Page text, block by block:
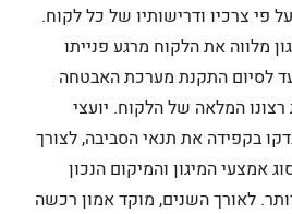
פי צרכיו ודרישותיו של כל לקוח.
מלווה את הלקוח מרגע פנייתו
לסיום התקנת מערכת האבטחה
המלאה של הלקוח. יועצי
בקפידה את תנאי הסביבה, לצורך
אמצעי המיגון והמיקום הנכון
לאורך השנים, מוקד אמון רכשה